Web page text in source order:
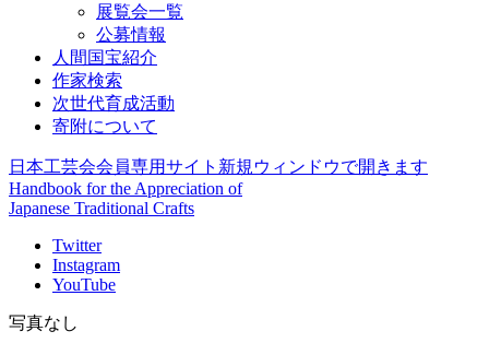
展覧会一覧
公募情報
人間国宝紹介
作家検索
次世代育成活動
寄附について
日本工芸会会員専用サイト 新規ウィンドウで開きます
Handbook for the Appreciation of
Japanese Traditional Crafts
Twitter
Instagram
YouTube
写真なし